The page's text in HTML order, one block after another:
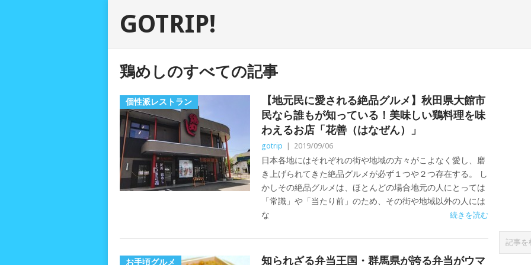
GOTRIP!
鶏めしのすべての記事
個性派レストラン
【地元民に愛される絶品グルメ】秋田県大館市
民なら誰もが知っている！美味しい鶏料理を味
わえるお店「花善（はなぜん）」
gotrip 2019/09/06
日本各地にはそれぞれの街や地域の方々がこよなく愛し、磨
き上げられてきた絶品グルメが必ず１つや２つ存在する。 し
かしその絶品グルメは、ほとんどの場合地元の人にとっては
「常識」や「当たり前」のため、その街や地域以外の人には
な
続きを読む
お手頃グルメ 知られざる弁当王国・群馬県が誇る弁当がウマ